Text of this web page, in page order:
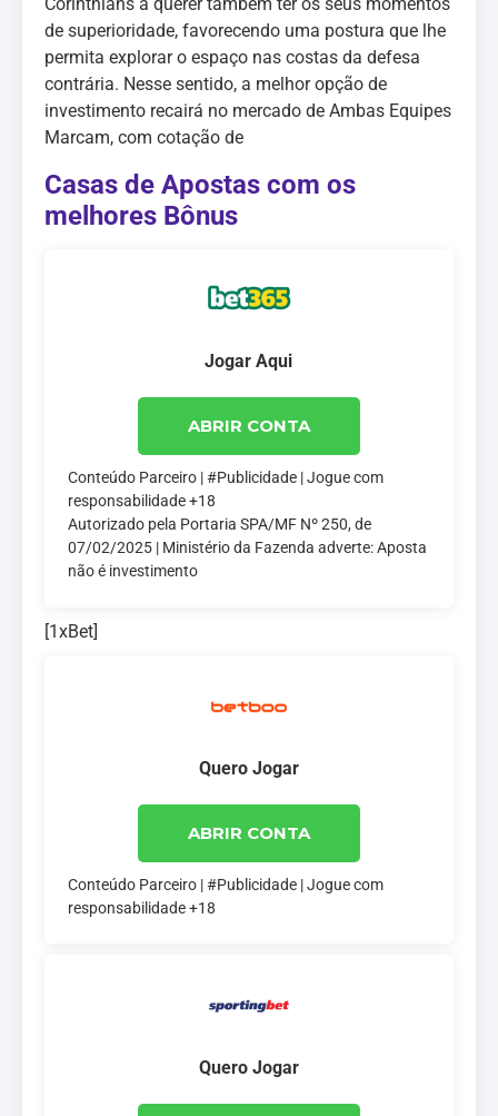
de superioridade, favorecendo uma postura que lhe
permita explorar o espaço nas costas da defesa
contrária. Nesse sentido, a melhor opção de
investimento recairá no mercado de Ambas Equipes
Marcam, com cotação de
Casas de Apostas com os
melhores Bônus
Jogar Aqui
ABRIR CONTA
Conteúdo Parceiro | #Publicidade | Jogue com
responsabilidade +18
Autorizado pela Portaria SPA/MF Nº 250, de
07/02/2025 | Ministério da Fazenda adverte: Aposta
não é investimento
[1xBet]
Quero Jogar
ABRIR CONTA
Conteúdo Parceiro | #Publicidade | Jogue com
responsabilidade +18
Quero Jogar